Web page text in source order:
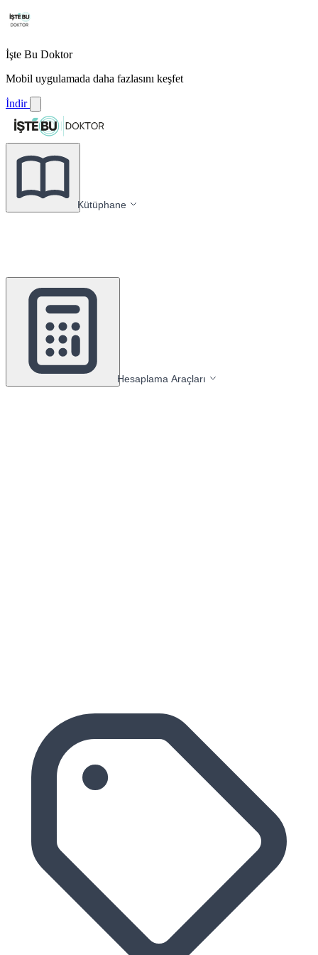
İşte Bu Doktor
Mobil uygulamada daha fazlasını keşfet
İndir
Kütüphane
Hesaplama Araçları